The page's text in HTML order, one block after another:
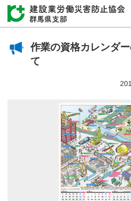
作業の資格カレンダ
て